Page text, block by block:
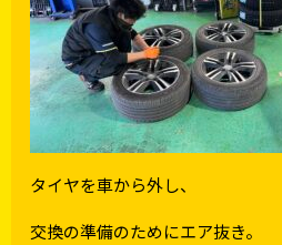
タイヤを車から外し、
交換の準備のためにエア抜き。